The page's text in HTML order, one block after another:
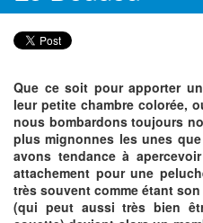
Que ce soit pour apporter
leur petite chambre colorée,
nous bombardons toujours
plus mignonnes les unes
avons tendance à
attachement pour une
très souvent comme étant
(qui peut aussi très bien